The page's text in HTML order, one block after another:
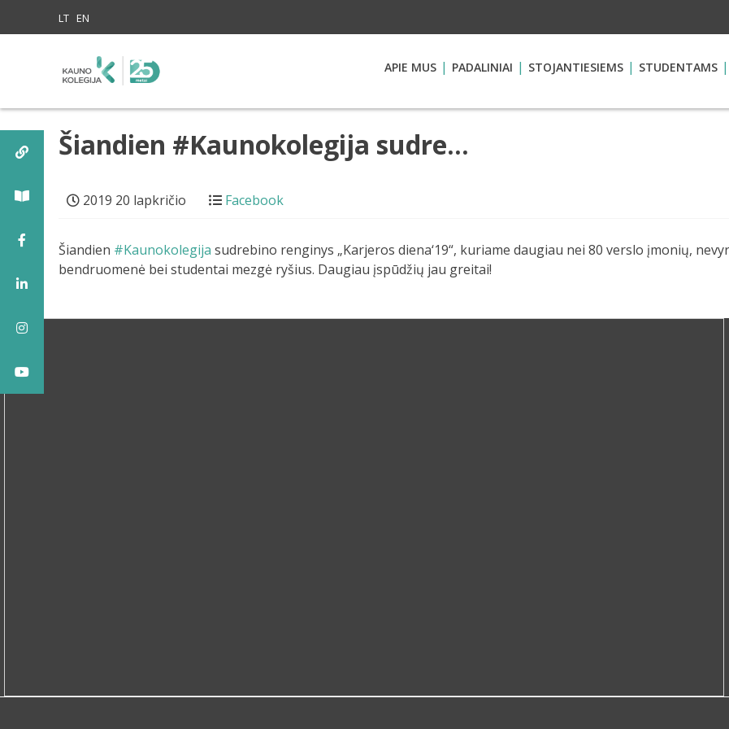
LT EN
APIE MUS PADALINIAI STOJANTIESIEMS STUDENTAMS
Šiandien #Kaunokolegija sudre…
2019 20 lapkričio Facebook
Šiandien #Kaunokolegija sudrebino renginys „Karjeros diena‘19“, kuriame daugiau nei 80 verslo įmonių,
bendruomenė bei studentai mezgė ryšius. Daugiau įspūdžių jau greitai!